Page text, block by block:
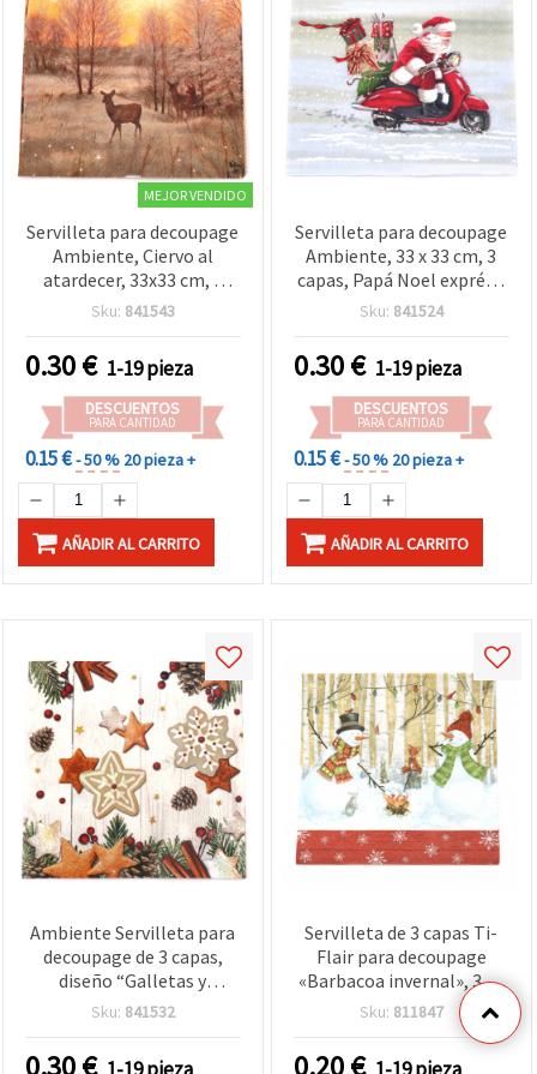
MEJOR VENDIDO
Servilleta para decoupage
Ambiente, Ciervo al
atardecer, 33x33 cm, 3
capas - 1 unidad
Sku: 841543
0.30€ 1-19 pieza
DESCUENTOS
PARA CANTIDAD
0.15 €- 50 % 20 pieza +
AÑADIR AL CARRITO
Servilleta para decoupage
Ambiente, 33 x 33 cm, 3
capas, Papá Noel exprés -
1 unidad
Sku: 841524
0.30€ 1-19 pieza
DESCUENTOS
PARA CANTIDAD
0.15 €- 50 % 20 pieza +
AÑADIR AL CARRITO
Ambiente Servilleta para
decoupage de 3 capas,
diseño “Galletas y
Estrellas”, 33 x 33 cm - 1
Sku: 841532
0.30€ 1-19 pieza
Servilleta de 3 capas Ti-
Flair para decoupage
«Barbacoa invernal», 33 x
33 cm - 1 unidad
Sku: 811847
0.20€ 1-19 pieza